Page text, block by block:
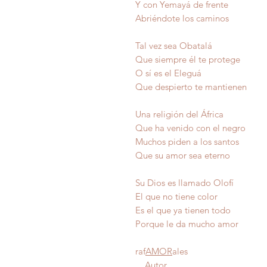
Y con Yemayá de frente
Abriéndote los caminos
Tal vez sea Obatalá
Que siempre él te protege
O sí es el Eleguá
Que despierto te mantienen
Una religión del África
Que ha venido con el negro
Muchos piden a los santos
Que su amor sea eterno
Su Dios es llamado Olofí
El que no tiene color
Es el que ya tienen todo
Porque le da mucho
rafAMORales